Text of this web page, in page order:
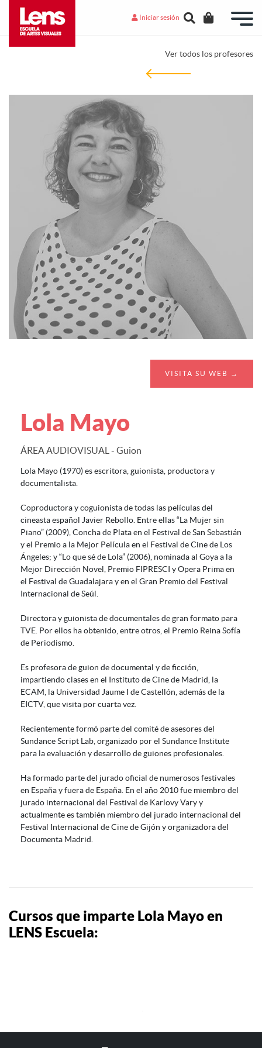
Iniciar sesión
Ver todos los profesores
VISITA SU WEB →
Lola Mayo
ÁREA AUDIOVISUAL - Guion
Lola Mayo (1970) es escritora, guionista, productora y
documentalista.
Coproductora y coguionista de todas las películas del
cineasta español Javier Rebollo. Entre ellas “La Mujer sin
Piano” (2009), Concha de Plata en el Festival de San Sebastián
y el Premio a la Mejor Película en el Festival de Cine de Los
Ángeles; y “Lo que sé de Lola” (2006), nominada al Goya a la
Mejor Dirección Novel, Premio FIPRESCI y Opera Prima en
el Festival de Guadalajara y en el Gran Premio del Festival
Internacional de Seúl.
Directora y guionista de documentales de gran formato para
TVE. Por ellos ha obtenido, entre otros, el Premio Reina Sofía
de Periodismo.
Es profesora de guion de documental y de ficción,
impartiendo clases en el Instituto de Cine de Madrid, la
ECAM, la Universidad Jaume I de Castellón, además de la
EICTV, que visita por cuarta vez.
Recientemente formó parte del comité de asesores del
Sundance Script Lab, organizado por el Sundance Institute
para la evaluación y desarrollo de guiones profesionales.
Ha formado parte del jurado oficial de numerosos festivales
en España y fuera de España. En el año 2010 fue miembro del
jurado internacional del Festival de Karlovy Vary y
actualmente es también miembro del jurado internacional del
Festival Internacional de Cine de Gijón y organizadora del
Documenta Madrid.
Cursos que imparte Lola Mayo en
LENS Escuela: